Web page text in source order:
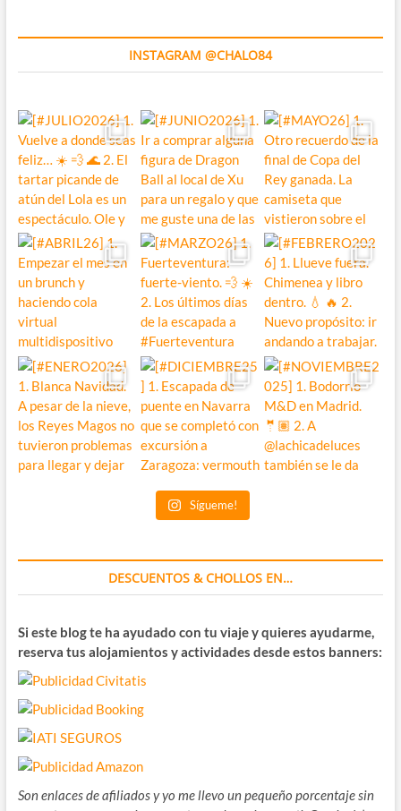
INSTAGRAM @CHALO84
Sígueme!
DESCUENTOS & CHOLLOS EN…
Si este blog te ha ayudado con tu viaje y quieres ayudarme,
reserva tus alojamientos y actividades desde estos banners:
Son enlaces de afiliados y yo me llevo un pequeño porcentaje sin